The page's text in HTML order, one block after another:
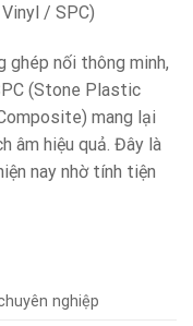
/ SPC)
ghép nối thông minh,
(Stone Plastic
mang lại
âm hiệu quả. Đây là
nay nhờ tính tiện
nghiệp